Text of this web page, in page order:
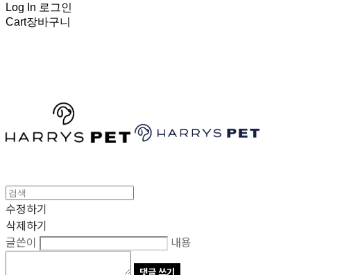
Log In 로그인
Cart장바구니
수정하기
삭제하기
글쓴이
내용
댓글 쓰기